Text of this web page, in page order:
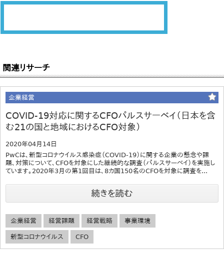
関連リサーチ
企業経営
COVID-19対応に関するCFOパルスサーベイ（日本を含
む21の国と地域におけるCFO対象）
2020年04月14日
PwCは、新型コロナウイルス感染症（COVID-19）に関する企業の懸念や課
題、対策について、CFOを対象にした継続的な調査（パルスサーベイ）を実施し
ています。2020年3月の第1回目は、8カ国150名のCFOを対象に調査を...
続きを読む
企業経営 経営課題 経営戦略 事業環境
新型コロナウイルス CFO